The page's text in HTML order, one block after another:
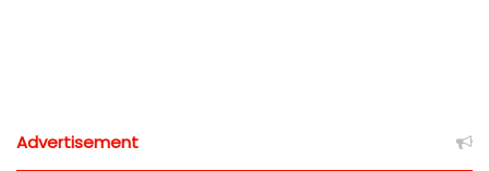
Advertisement